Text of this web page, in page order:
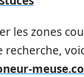
les zones